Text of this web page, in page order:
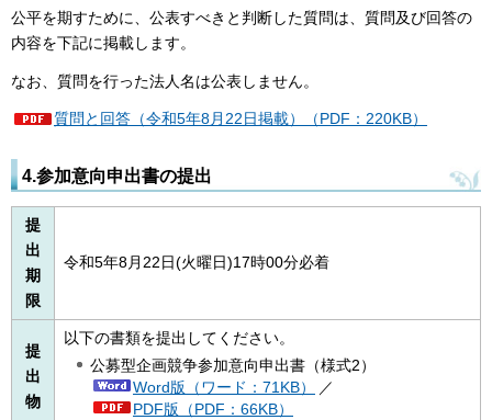
公平を期すために、公表すべきと判断した質問は、質問及び回答の
内容を下記に掲載します。
なお、質問を行った法人名は公表しません。
質問と回答（令和5年8月22日掲載）（PDF：220KB）
4.参加意向申出書の提出
提
出
期
限
令和5年8月22日(火曜日)17時00分必着
提
出
物
以下の書類を提出してください。
公募型企画競争参加意向申出書（様式2）
Word版（ワード：71KB）
／
PDF版（PDF：66KB）